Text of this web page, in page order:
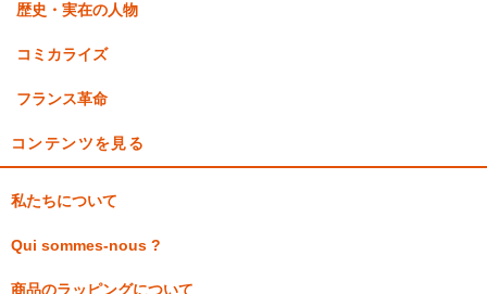
歴史・実在の人物
コミカライズ
フランス革命
コンテンツを見る
私たちについて
Qui sommes-nous ?
商品のラッピングについて